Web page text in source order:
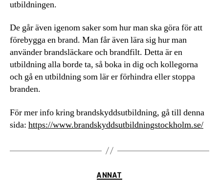
utbildningen.
De går även igenom saker som hur man ska göra för att
förebygga en brand. Man får även lära sig hur man
använder brandsläckare och brandfilt. Detta är en
utbildning alla borde ta, så boka in dig och kollegorna
och gå en utbildning som lär er förhindra eller stoppa
branden.
För mer info kring brandskyddsutbildning, gå till denna
sida: https://www.brandskyddsutbildningstockholm.se/
Kategorier
ANNAT